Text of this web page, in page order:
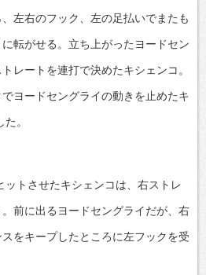
左右のフック、左の足払いでまたも
転がせる。立ち上がったヨードセン
レートを連打で決めたキシェンコ。
ヨードセングライの動きを止めたキ
。
ットさせたキシェンコは、右ストレ
前に出るヨードセングライだが、右
をキープしたところに左フックを受